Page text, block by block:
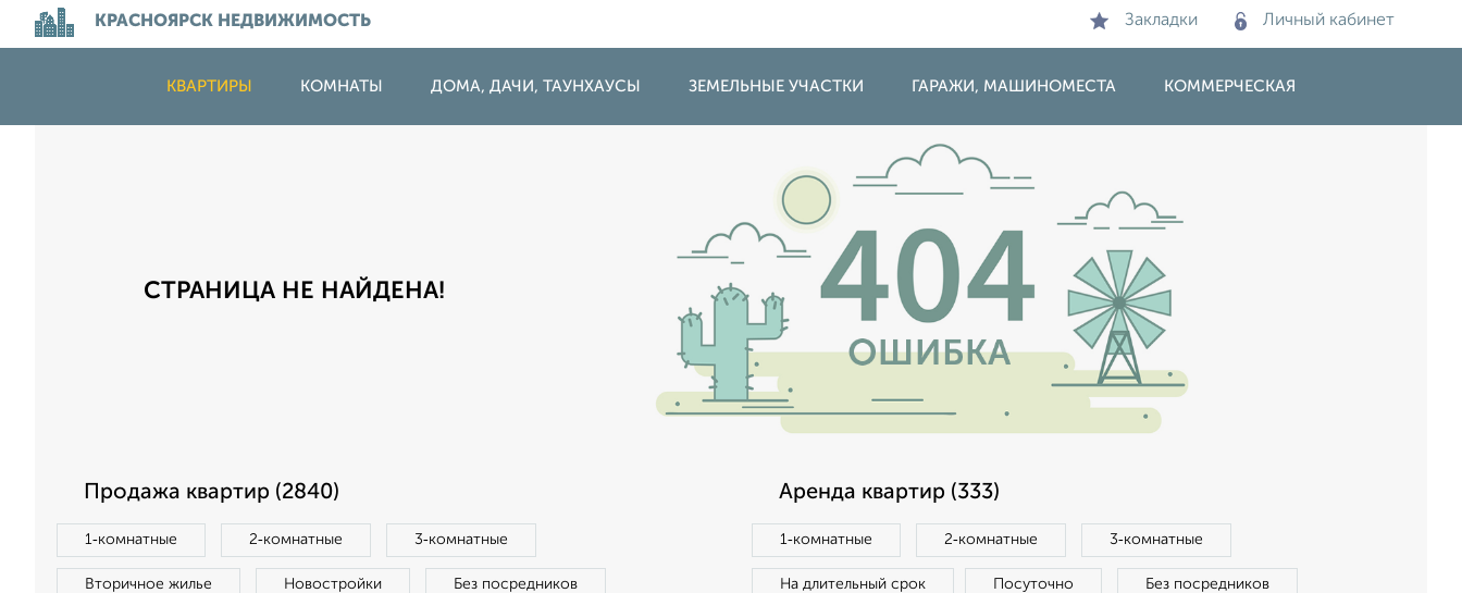
КРАСНОЯРСК НЕДВИЖИМОСТЬ Закладки Личный кабинет
КВАРТИРЫ КОМНАТЫ ДОМА, ДАЧИ, ТАУНХАУСЫ ЗЕМЕЛЬНЫЕ УЧАСТКИ ГАРАЖИ, МАШИНОМЕСТА КОММЕРЧЕСКАЯ
СТРАНИЦА НЕ НАЙДЕНА!
Продажа квартир (2840)
1‑комнатные 2‑комнатные 3‑комнатные
Вторичное жилье Новостройки Без посредников
Аренда квартир (333)
1‑комнатные 2‑комнатные 3‑комнатные
На длительный срок Посуточно Без посредников